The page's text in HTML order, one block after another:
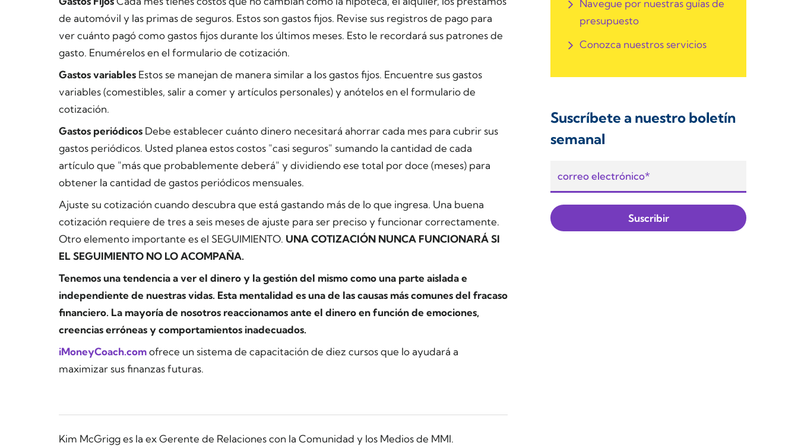
de automóvil y las primas de seguros. Estos son gastos fijos. Revise sus registros de pago para
ver cuánto pagó como gastos fijos durante los últimos meses. Esto le recordará sus patrones de
gasto. Enumérelos en el formulario de cotización.
Gastos variables Estos se manejan de manera similar a los gastos fijos. Encuentre sus gastos
variables (comestibles, salir a comer y artículos personales) y anótelos en el formulario de
cotización.
Gastos periódicos Debe establecer cuánto dinero necesitará ahorrar cada mes para cubrir sus
gastos periódicos. Usted planea estos costos "casi seguros" sumando la cantidad de cada
artículo que "más que probablemente deberá" y dividiendo ese total por doce (meses) para
obtener la cantidad de gastos periódicos mensuales.
Ajuste su cotización cuando descubra que está gastando más de lo que ingresa. Una buena
cotización requiere de tres a seis meses de ajuste para ser preciso y funcionar correctamente.
Otro elemento importante es el SEGUIMIENTO. UNA COTIZACIÓN NUNCA FUNCIONARÁ SI
EL SEGUIMIENTO NO LO ACOMPAÑA.
Tenemos una tendencia a ver el dinero y la gestión del mismo como una parte aislada e
independiente de nuestras vidas. Esta mentalidad es una de las causas más comunes del fracaso
financiero. La mayoría de nosotros reaccionamos ante el dinero en función de emociones,
creencias erróneas y comportamientos inadecuados.
iMoneyCoach.comofrece un sistema de capacitación de diez cursos que lo ayudará a
maximizar sus finanzas futuras.
Kim McGrigg es la ex Gerente de Relaciones con la Comunidad y los Medios de MMI.
Navegue por nuestras guías de
presupuesto
Conozca nuestros servicios
Suscríbete a nuestro boletín
semanal